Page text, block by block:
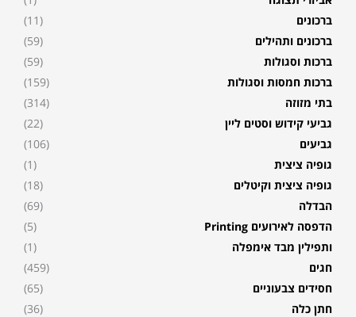
ברכונים
(11)
ברכונים ותהילים
(59)
ברכות וסגולות
(59)
ברכות חמסות וסגולות
(159)
בתי מזוזה
(314)
גביעי קידוש וסטים ליין
(22)
גביעים
(106)
גופיה ציצית
(1)
גופיה ציצית וקיטלים
(18)
הבדלה
(69)
הדפסה לאירועים Printing
(5)
ותפילין מבד אימפלה
(1)
חגים
(459)
חסידים צבעוניים
(65)
חתן כלה
(36)